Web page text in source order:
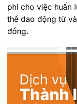
phí cho việc huấn
thể dao động từ
đồng.